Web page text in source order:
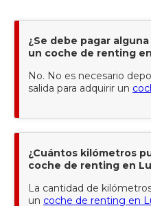
¿Se debe pagar
un coche de renting
No. No es necesario
salida para adquirir un
¿Cuántos kilómetros
coche de renting en
La cantidad de
un coche de renting en